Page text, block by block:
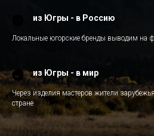
из Югры - в Россию
Локальные югорские бренды выводим на
из Югры - в мир
Через изделия мастеров жители
стране